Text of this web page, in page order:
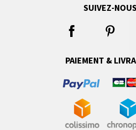
SUIVEZ-NOUS
PAIEMENT &